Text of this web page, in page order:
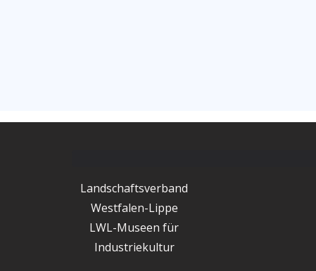
Landschaftsverband
Westfalen-Lippe
LWL-Museen für
Industriekultur